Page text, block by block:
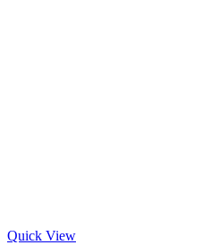
Quick View